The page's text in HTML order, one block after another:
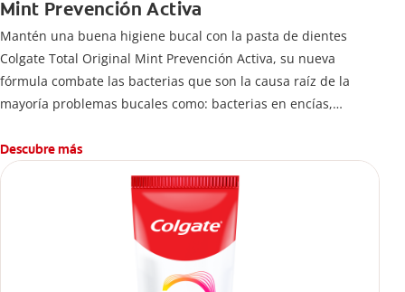
Mint Prevención Activa
Mantén una buena higiene bucal con la pasta de dientes
Colgate Total Original Mint Prevención Activa, su nueva
fórmula combate las bacterias que son la causa raíz de la
mayoría problemas bucales como: bacterias en encías,
caries.
Descubre más